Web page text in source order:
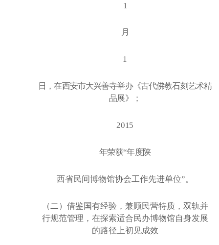
1
月
1
日，在西安市大兴善寺举办《古代佛教石刻艺术精
品展》；
2015
年荣获“年度陕
西省民间博物馆协会工作先进单位”。
（二）借鉴国有经验，兼顾民营特质，双轨并
行规范管理，在探索适合民办博物馆自身发展
的路径上初见成效